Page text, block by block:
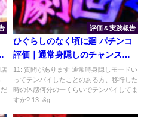
評価＆実践報告
ひぐらしのなく頃に廻 パチンコ
評価｜通常身隠しのチャンスア
ップ、人気の煌モード
11: 質問があります 通常時身隠しモードい
ってテンパイしたことのある方、移行した
時の体感何分の一くらいでテンパイしてま
すか? 13: &g...